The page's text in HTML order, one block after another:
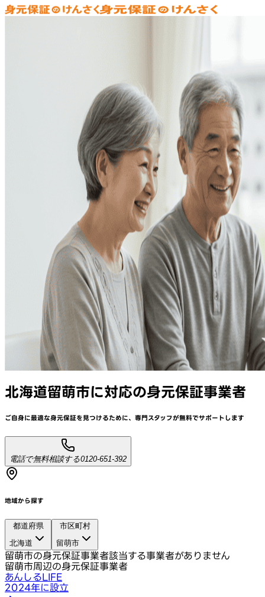
北海道留萌市に対応の身元保証事業者
ご自身に最適な身元保証を見つけるために、 専門スタッフが無料でサポートします
電話で無料相談する0120-651-392
地域から探す
都道府県
北海道
市区町村
留萌市
留萌市の身元保証事業者該当する事業者がありません
留萌市周辺の身元保証事業者
あんしるLIFE
2024年に設立